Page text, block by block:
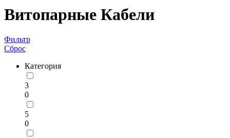
Витопарные Кабели
Фильтр
Сброс
Категория
3
0
5
0